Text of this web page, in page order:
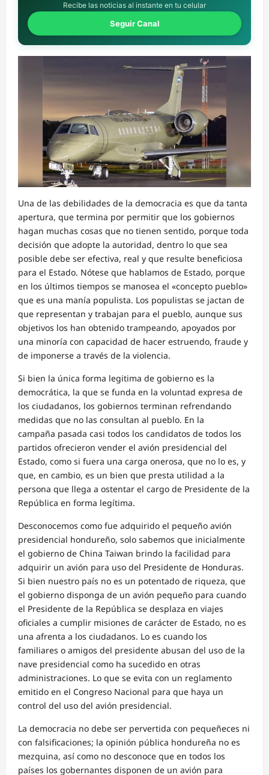
Recibe las noticias al instante en tu celular
Seguir Canal
Una de las debilidades de la democracia es que da tanta
apertura, que termina por permitir que los gobiernos
hagan muchas cosas que no tienen sentido, porque toda
decisión que adopte la autoridad, dentro lo que sea
posible debe ser efectiva, real y que resulte beneficiosa
para el Estado. Nótese que hablamos de Estado, porque
en los últimos tiempos se manosea el «concepto pueblo»
que es una manía populista. Los populistas se jactan de
que representan y trabajan para el pueblo, aunque sus
objetivos los han obtenido trampeando, apoyados por
una minoría con capacidad de hacer estruendo, fraude y
de imponerse a través de la violencia.
Si bien la única forma legitima de gobierno es la
democrática, la que se funda en la voluntad expresa de
los ciudadanos, los gobiernos terminan refrendando
medidas que no las consultan al pueblo. En la
campaña pasada casi todos los candidatos de todos los
partidos ofrecieron vender el avión presidencial del
Estado, como si fuera una carga onerosa, que no lo es, y
que, en cambio, es un bien que presta utilidad a la
persona que llega a ostentar el cargo de Presidente de la
República en forma legítima.
Desconocemos como fue adquirido el pequeño avión
presidencial hondureño, solo sabemos que inicialmente
el gobierno de China Taiwan brindo la facilidad para
adquirir un avión para uso del Presidente de Honduras.
Si bien nuestro país no es un potentado de riqueza, que
el gobierno disponga de un avión pequeño para cuando
el Presidente de la República se desplaza en viajes
oficiales a cumplir misiones de carácter de Estado, no es
una afrenta a los ciudadanos. Lo es cuando los
familiares o amigos del presidente abusan del uso de la
nave presidencial como ha sucedido en otras
administraciones. Lo que se evita con un reglamento
emitido en el Congreso Nacional para que haya un
control del uso del avión presidencial.
La democracia no debe ser pervertida con pequeñeces ni
con falsificaciones; la opinión pública hondureña no es
mezquina, así como no desconoce que en todos los
países los gobernantes disponen de un avión para